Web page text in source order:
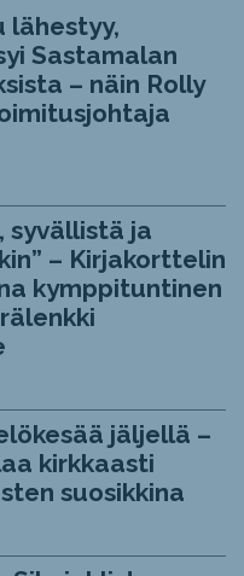
lähestyy,
Sastamalan
– näin Rolly
syvällistä ja
– Kirjakorttelin
kymppituntinen
jäljellä –
kirkkaasti
suosikkina